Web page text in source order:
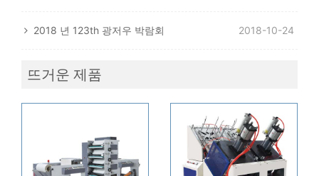
2018-10-24
2018 년 123th 광저우 박람회
뜨거운 제품